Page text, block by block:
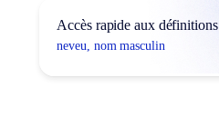
Accès rapide aux définitions
neveu, nom masculin